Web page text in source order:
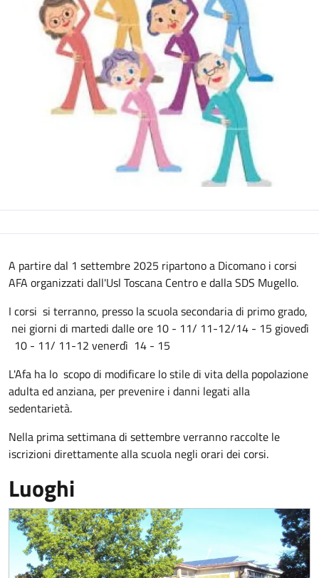
Descrizione
A partire dal 1 settembre 2025 ripartono a Dicomano i corsi
AFA organizzati dall'Usl Toscana Centro e dalla SDS Mugello.
I corsi si terranno, presso la scuola secondaria di primo grado,
nei giorni di martedi dalle ore 10 - 11/ 11-12/14 - 15 giovedì
10 - 11/ 11-12 venerdì 14 - 15
L'Afa ha lo scopo di modificare lo stile di vita della popolazione
adulta ed anziana, per prevenire i danni legati alla
sedentarietà.
Nella prima settimana di settembre verranno raccolte le
iscrizioni direttamente alla scuola negli orari dei corsi.
Luoghi